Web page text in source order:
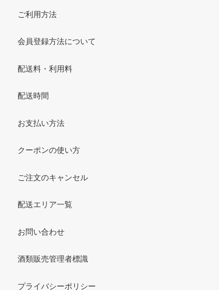
ご利用方法
会員登録方法について
配送料・利用料
配送時間
お支払い方法
クーポンの使い方
ご注文のキャンセル
配送エリア一覧
お問い合わせ
酒類販売管理者標識
プライバシーポリシー